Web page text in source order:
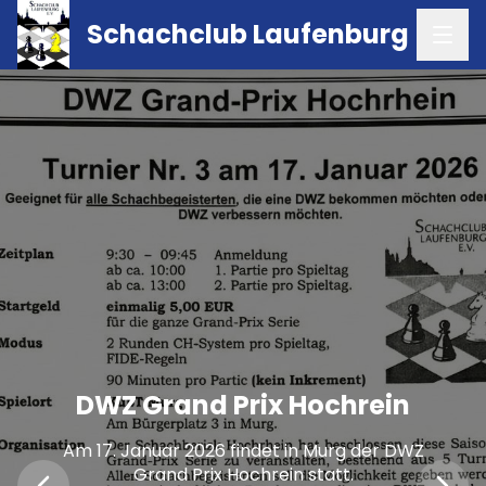
Schachclub Laufenburg
DWZ Grand Prix Hochrein
Am 17. Januar 2026 findet in Murg der DWZ
Grand Prix Hochrein statt.
Nikolausblitz und
Weihnachtsferien
Nikolausblitz am 2. Dezember 2025 – ein
schneller, festlicher Jahresabschluss. Danach
DWZ Grand Prix Hochrein
Am 22. November 2025 findet in Brombach der
DWZ Grand Prix Hochrein statt.